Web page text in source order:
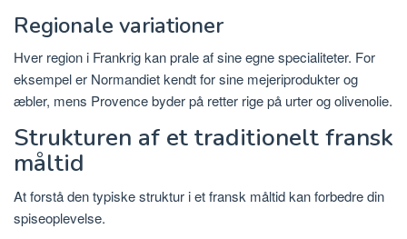
Regionale variationer
Hver region i Frankrig kan prale af sine egne specialiteter. For
eksempel er Normandiet kendt for sine mejeriprodukter og
æbler, mens Provence byder på retter rige på urter og olivenolie.
Strukturen af ​​et traditionelt fransk
måltid
At forstå den typiske struktur i et fransk måltid kan forbedre din
spiseoplevelse.